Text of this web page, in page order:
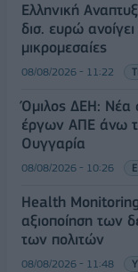
Ελληνική
δισ. ευρώ
μικρομεσαίες
08/08/2026 - 11:22
Όμιλος ΔΕΗ: Νέα
έργων ΑΠΕ άνω
Ουγγαρία
08/08/2026 - 10:26
Health
αξιοποίηση των
των πολιτών
08/08/2026 - 11:48